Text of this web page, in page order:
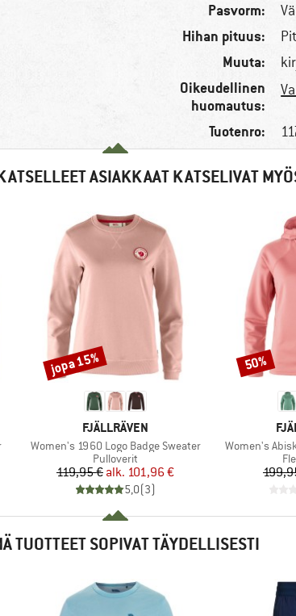
Pasvorm:
Hihan pituus:
Muuta:
Oikeudellinen
huomautus:
Tuotenro:
ASIAKKAAT KATSELIVAT
MERKKI
FJÄLLRÄVEN
Tuote
Women's 1960 Logo Badge Sweater
Tuoteryhmä
Pulloverit
Hinta
119,95 € Alennettu hinta
alk. 101,96 €
5,0(3)
Alennus
jopa 15%
Tuote
Women's
Alennus
50%
TUOTTEET SOPIVAT TÄYDELLISESTI